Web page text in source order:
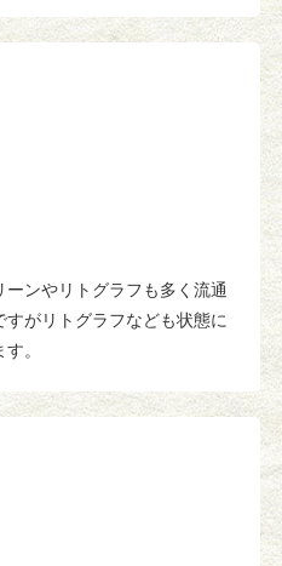
ンやリトグラフも多く流通
がリトグラフなども状態に
。